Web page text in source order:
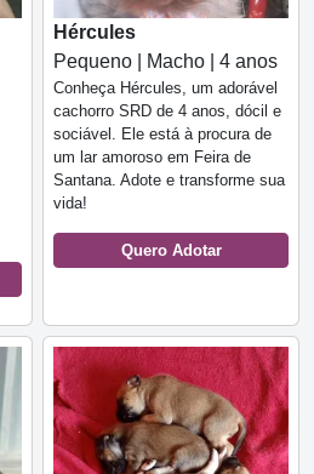
Hércules
Pequeno | Macho | 4 anos
Conheça Hércules, um adorável
cachorro SRD de 4 anos, dócil e
sociável. Ele está à procura de
um lar amoroso em Feira de
Santana. Adote e transforme sua
vida!
Quero Adotar